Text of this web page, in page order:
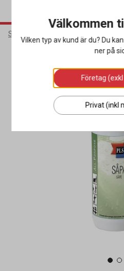
Städ & Hygien
Välkommen
Vilken typ av kund är du? Du
ner på
Företag
Privat (inkl